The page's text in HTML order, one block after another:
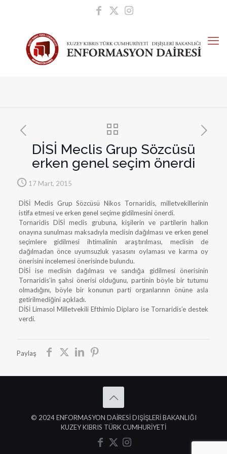
DİSİ Meclis Grup Sözcüsü
erken genel seçim önerdi
17 Mart, 2015
DİSİ Meclis Grup Sözcüsü Nikos Tornaridis, milletvekillerinin
istifa etmesi ve erken genel seçime gidilmesini önerdi.
Tornaridis DİSİ meclis grubuna, kişilerin ve partilerin halkın
onayına sunulması maksadıyla meclisin dağılması ve erken genel
seçimlere gidilmesi ihtimalinin araştırılması, meclisin de
dağılmadan önce uyumsuzluk yasasını oylaması ve karma oy
önerisini incelemesi önerisinde bulundu.
DİSİ ise meclisin dağılması ve sandığa gidilmesi önerisinin
Tornaridis’in şahsi önerisi olduğunu, partinin böyle bir tutumu
olmadığını, böyle bir konunun parti organlarının önüne asla
getirilmediğini açıkladı.
DİSİ Limasol Milletvekili Efthimio Diplaro ise Tornaridis’e destek
verdi.
Paylaş
© 2024 ENFORMASYON DAİRESİ DIŞİŞLERİ BAKANLIĞI
KUZEY KIBRIS TÜRK CUMHURİYETİ